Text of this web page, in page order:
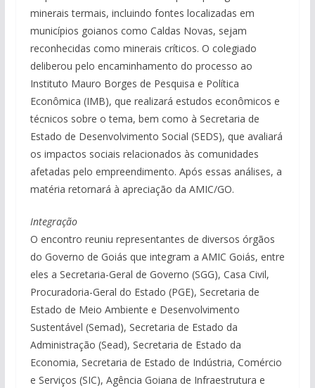
minerais termais, incluindo fontes localizadas em
municípios goianos como Caldas Novas, sejam
reconhecidas como minerais críticos. O colegiado
deliberou pelo encaminhamento do processo ao
Instituto Mauro Borges de Pesquisa e Política
Econômica (IMB), que realizará estudos econômicos e
técnicos sobre o tema, bem como à Secretaria de
Estado de Desenvolvimento Social (SEDS), que avaliará
os impactos sociais relacionados às comunidades
afetadas pelo empreendimento. Após essas análises, a
matéria retornará à apreciação da AMIC/GO.
Integração
O encontro reuniu representantes de diversos órgãos
do Governo de Goiás que integram a AMIC Goiás, entre
eles a Secretaria-Geral de Governo (SGG), Casa Civil,
Procuradoria-Geral do Estado (PGE), Secretaria de
Estado de Meio Ambiente e Desenvolvimento
Sustentável (Semad), Secretaria de Estado da
Administração (Sead), Secretaria de Estado da
Economia, Secretaria de Estado de Indústria, Comércio
e Serviços (SIC), Agência Goiana de Infraestrutura e